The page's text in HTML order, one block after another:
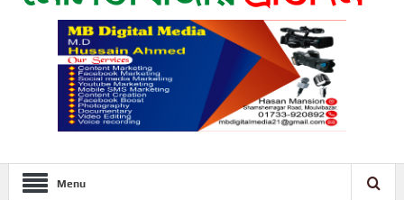
Menu